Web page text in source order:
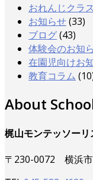
おれんじクラ
お知らせ(33)
ブログ(43)
体験会のお知
在園児向けお
教育コラム
About
梶山モンテッソーリ
〒230-0072 横浜